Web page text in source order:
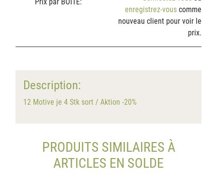
enregistrez-vous comme
nouveau client pour voir le
prix.
Description:
12 Motive je 4 Stk sort / Aktion -20%
PRODUITS SIMILAIRES À
ARTICLES EN SOLDE